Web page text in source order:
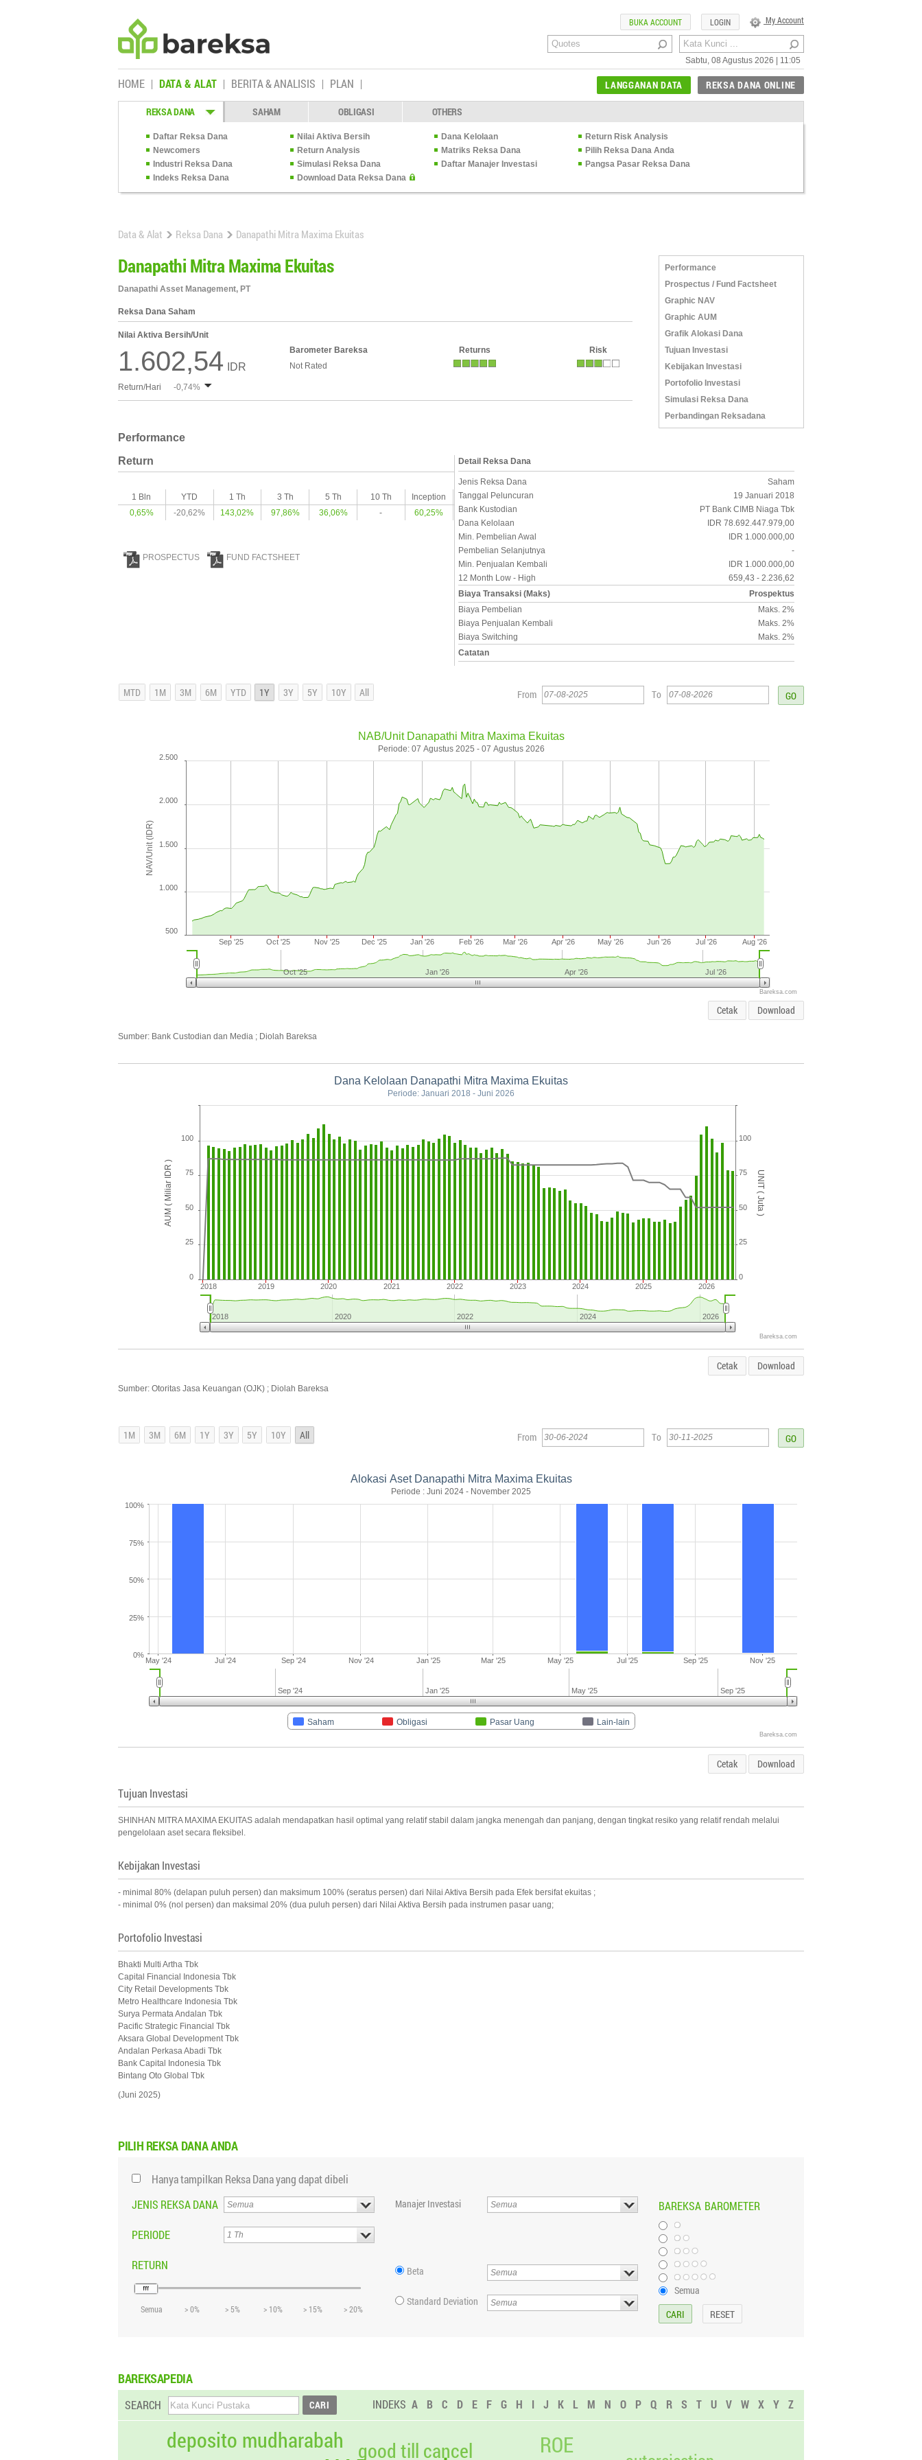
Sabtu, 08 Agustus 2026 | 11:05
My Account
LOGIN
BUKA ACCOUNT
HOME DATA & ALAT BERITA & ANALISIS PLAN REKSA DANA ONLINE
LANGGANAN DATA
REKSA DANA SAHAM OBLIGASI OTHERS
Daftar Reksa Dana Nilai Aktiva Bersih Dana Kelolaan
Return Risk Analysis
Newcomers
Return Analysis Matriks Reksa Dana
Pilih Reksa Dana Anda
Industri Reksa Dana
Simulasi Reksa Dana Daftar Manajer Investasi
Pangsa Pasar Reksa Dana
Indeks Reksa Dana
Download Data Reksa Dana
Data & Alat Reksa Dana Danapathi Mitra Maxima Ekuitas
Danapathi Mitra Maxima Ekuitas
Danapathi Asset Management, PT
Reksa Dana Saham
Nilai Aktiva Bersih/Unit
1.602,54 IDR
Barometer Bareksa
Not Rated
Returns Risk
Return/Hari -0,74%
Performance
Prospectus / Fund Factsheet
Graphic NAV
Graphic AUM
Grafik Alokasi Dana
Tujuan Investasi
Kebijakan Investasi
Portofolio Investasi
Simulasi Reksa Dana
Perbandingan Reksadana
Performance
Return
1 Bln YTD 1 Th 3 Th 5 Th 10 Th
Inception
0,65%
-20,62% 143,02% 97,86% 36,06% - 60,25%
PROSPECTUS FUND FACTSHEET
Detail Reksa Dana
Jenis Reksa Dana
Saham
Tanggal Peluncuran
19 Januari 2018
Bank Kustodian
PT Bank CIMB Niaga Tbk
Dana Kelolaan
IDR 78.692.447.979,00
Min. Pembelian Awal
IDR 1.000.000,00
Pembelian Selanjutnya
-
Min. Penjualan Kembali
IDR 1.000.000,00
12 Month Low - High
659,43 - 2.236,62
Biaya Transaksi (Maks)
Prospektus
Biaya Pembelian
Maks. 2%
Biaya Penjualan Kembali
Maks. 2%
Biaya Switching
Maks. 2%
Catatan
From To
NAV/Unit (IDR)
NAB/Unit Danapathi Mitra Maxima Ekuitas
Periode: 07 Agustus 2025 - 07 Agustus 2026
Sep '25 Oct '25 Nov '25 Dec '25 Jan '26 Feb '26 Mar '26 Apr '26 May '26 Jun '26 Jul '26 Aug '26
500
1.000
1.500
2.000
2.500
Oct '25 Jan '26 Apr '26 Jul '26
Bareksa.com
Cetak Download
Sumber: Bank Custodian dan Media ; Diolah Bareksa
AUM ( Miliar IDR ) UNIT ( Juta )
Dana Kelolaan Danapathi Mitra Maxima Ekuitas
Periode: Januari 2018 - Juni 2026
2018 2019 2020 2021 2022 2023 2024 2025 2026
0
25
50
75
100
0
25
50
75
100
2018 2020 2022 2024 2026
Bareksa.com
Cetak Download
Sumber: Otoritas Jasa Keuangan (OJK) ; Diolah Bareksa
From To
Alokasi Aset Danapathi Mitra Maxima Ekuitas
Periode : Juni 2024 - November 2025
Saham Obligasi Pasar Uang Lain-lain
May '24 Jul '24 Sep '24 Nov '24 Jan '25 Mar '25 May '25 Jul '25 Sep '25 Nov '25
0%
25%
50%
75%
100%
Sep '24 Jan '25 May '25 Sep '25
Bareksa.com
Cetak Download
Tujuan Investasi
SHINHAN MITRA MAXIMA EKUITAS adalah mendapatkan hasil optimal yang relatif stabil dalam jangka menengah dan panjang, dengan tingkat resiko yang relatif rendah melalui
pengelolaan aset secara fleksibel.
Kebijakan Investasi
- minimal 80% (delapan puluh persen) dan maksimum 100% (seratus persen) dari Nilai Aktiva Bersih pada Efek bersifat ekuitas ;
- minimal 0% (nol persen) dan maksimal 20% (dua puluh persen) dari Nilai Aktiva Bersih pada instrumen pasar uang;
Portofolio Investasi
Bhakti Multi Artha Tbk
Capital Financial Indonesia Tbk
City Retail Developments Tbk
Metro Healthcare Indonesia Tbk
Surya Permata Andalan Tbk
Pacific Strategic Financial Tbk
Aksara Global Development Tbk
Andalan Perkasa Abadi Tbk
Bank Capital Indonesia Tbk
Bintang Oto Global Tbk
(Juni 2025)
PILIH REKSA DANA ANDA
Hanya tampilkan Reksa Dana yang dapat dibeli
JENIS REKSA DANA
PERIODE
RETURN
Semua > 0% > 5% > 10% > 15% > 20%
Manajer Investasi
Beta
Standard Deviation
BAREKSA BAROMETER
Semua
BAREKSAPEDIA
SEARCH INDEKS A B C D E F G H I J K L M N O P Q R S T U V W X Y Z
deposito mudharabah good till cancel ROE